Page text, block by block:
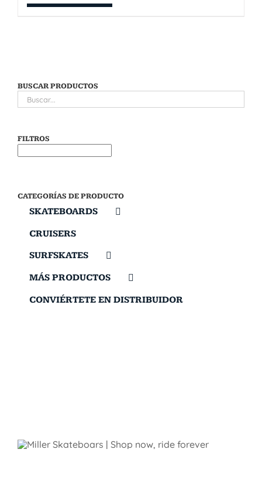
BUSCAR PRODUCTOS
FILTROS
CATEGORÍAS DE PRODUCTO
SKATEBOARDS
CRUISERS
SURFSKATES
MÁS PRODUCTOS
CONVIÉRTETE EN DISTRIBUIDOR